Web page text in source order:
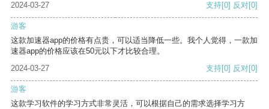
2024-03-27 支持[0] 反对[0]
游客
这款加速器app的价格有点贵，可以适当降低一些。我个人觉得，一款加
速器app的价格应该在50元以下才比较合理。
2024-03-27
支持[0] 反对[0]
游客
这款学习软件的学习方式非常灵活，可以根据自己的需求选择学习方